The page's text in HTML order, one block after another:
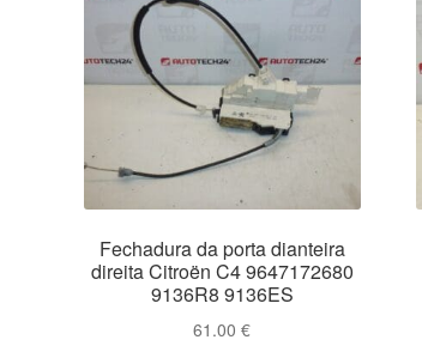
Fechadura da porta dianteira
direita Citroën C4 9647172680
9136R8 9136ES
61.00€